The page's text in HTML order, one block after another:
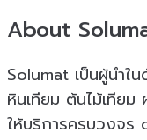
About
Solumat เป็นผู้นำใ
หินเทียม ต้นไม้เทียม
ให้บริการครบวงจ